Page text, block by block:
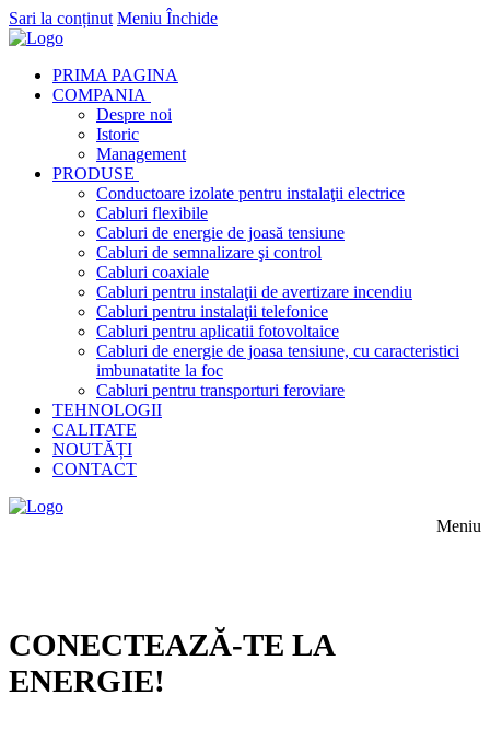
Sari la conținut Meniu Închide
PRIMA PAGINA
COMPANIA
Despre noi
Istoric
Management
PRODUSE
Conductoare izolate pentru instalaţii electrice
Cabluri flexibile
Cabluri de energie de joasă tensiune
Cabluri de semnalizare şi control
Cabluri coaxiale
Cabluri pentru instalaţii de avertizare incendiu
Cabluri pentru instalaţii telefonice
Cabluri pentru aplicatii fotovoltaice
Cabluri de energie de joasa tensiune, cu caracteristici
imbunatatite la foc
Cabluri pentru transporturi feroviare
TEHNOLOGII
CALITATE
NOUTĂȚI
CONTACT
Meniu
CONECTEAZĂ-TE LA
ENERGIE!